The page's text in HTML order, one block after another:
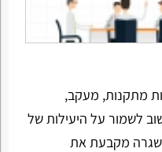
מתקנות, מעקב,
לשמור על היעילות של
שגרה מקבעת את